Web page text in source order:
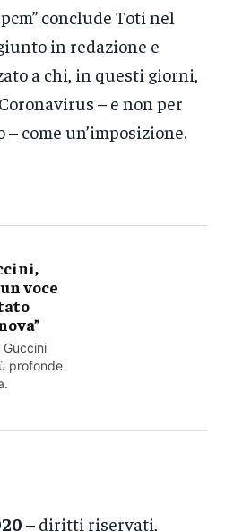
conclude Toti nel
in redazione e
a chi, in questi giorni,
– e non per
come un’imposizione.
voce
profonde
– diritti riservati,